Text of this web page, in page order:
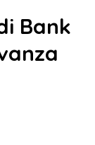
Bank